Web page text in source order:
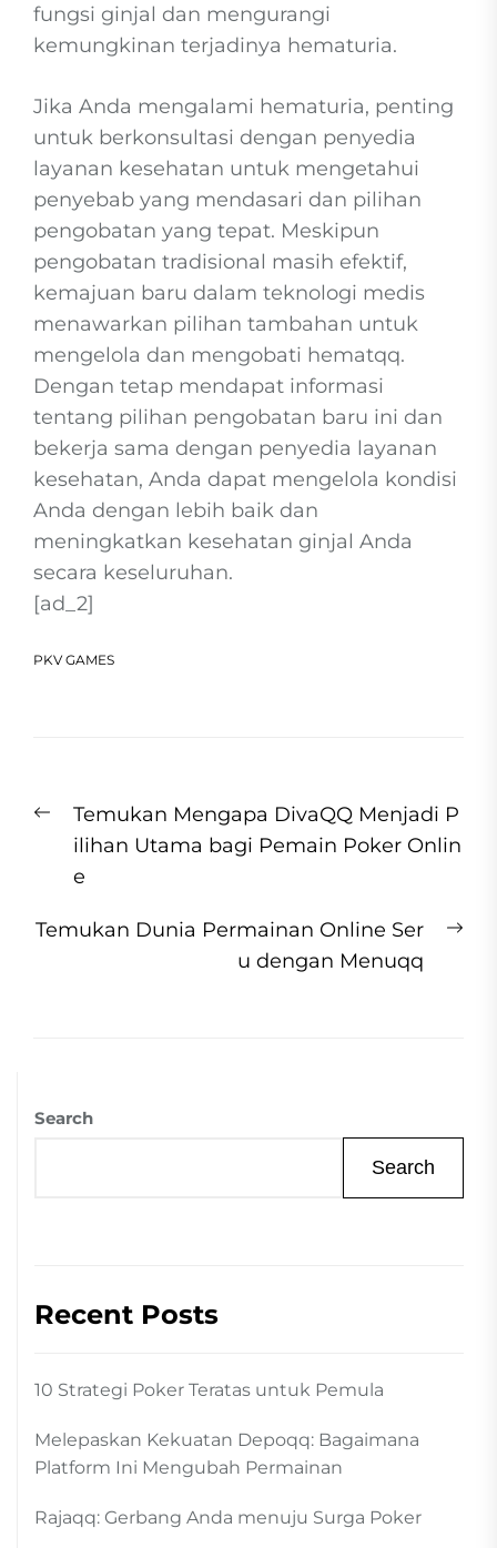
fungsi ginjal dan mengurangi
kemungkinan terjadinya hematuria.
Jika Anda mengalami hematuria, penting
untuk berkonsultasi dengan penyedia
layanan kesehatan untuk mengetahui
penyebab yang mendasari dan pilihan
pengobatan yang tepat. Meskipun
pengobatan tradisional masih efektif,
kemajuan baru dalam teknologi medis
menawarkan pilihan tambahan untuk
mengelola dan mengobati hematqq.
Dengan tetap mendapat informasi
tentang pilihan pengobatan baru ini dan
bekerja sama dengan penyedia layanan
kesehatan, Anda dapat mengelola kondisi
Anda dengan lebih baik dan
meningkatkan kesehatan ginjal Anda
secara keseluruhan.
[ad_2]
PKV GAMES
navigation
Previous
post:
Temukan Mengapa DivaQQ Menjadi P
ilihan Utama bagi Pemain Poker Onlin
e
Temukan Dunia Permainan Online Ser
u dengan Menuqq
Search
Search
Recent Posts
10 Strategi Poker Teratas untuk Pemula
Melepaskan Kekuatan Depoqq: Bagaimana
Platform Ini Mengubah Permainan
Rajaqq: Gerbang Anda menuju Surga Poker